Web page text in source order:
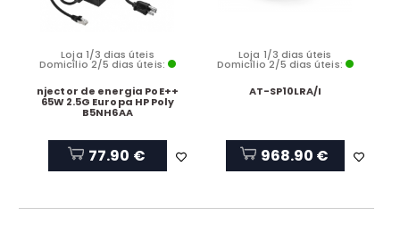
Loja 1/3 dias úteis
Domicílio 2/5 dias úteis:
njector de energia PoE++
65W 2.5G Europa HP Poly
B5NH6AA
77.90 €
Loja 1/3 dias úteis
Domicílio 2/5 dias úteis:
AT-SP10LRA/I
968.90 €